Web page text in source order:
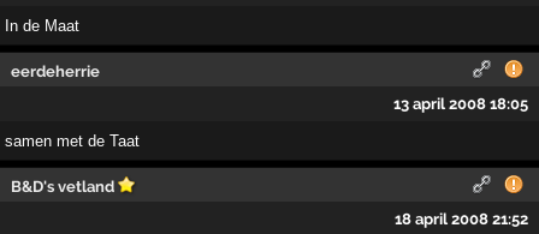
In de Maat
eerdeherrie
13 april 2008 18:05
samen met de Taat
B&D's vetland
18 april 2008 21:52